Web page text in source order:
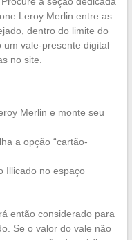
Leroy Merlin entre as
dentro do limite do
um vale-presente digital
no site.
Merlin e monte seu
a opção “cartão-
Illicado no espaço
então considerado para
Se o valor do vale não